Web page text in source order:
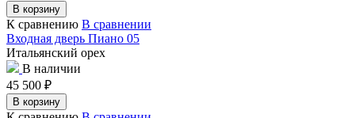
В корзину
К сравнению В сравнении
Входная дверь Пиано 05
Итальянский орех
В наличии
45 500 ₽
В корзину